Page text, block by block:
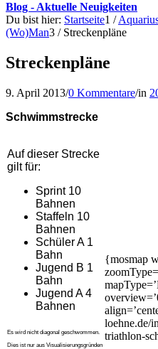
Blog - Aktuelle Neuigkeiten
Du bist hier: Startseite1 /
(Wo)Man3 / Streckenpläne
Streckenpläne
9. April 2013/0 Kommentare/in
Schwimmstrecke
Auf dieser Strecke
gilt für:
Sprint 10
Bahnen
Staffeln 10
Bahnen
Schüler A 1
Bahn
Jugend B 1
Bahn
Jugend A 4
Bahnen
Es wird nicht diagonal geschwommen.
Dies ist nur aus Visualisierungsgründen
{mosmap
loehne.de/
triathlon-